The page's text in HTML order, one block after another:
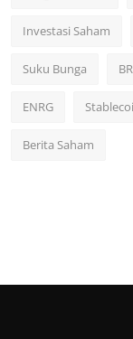
Investasi Saham
Suku Bunga
ENRG
Berita Saham